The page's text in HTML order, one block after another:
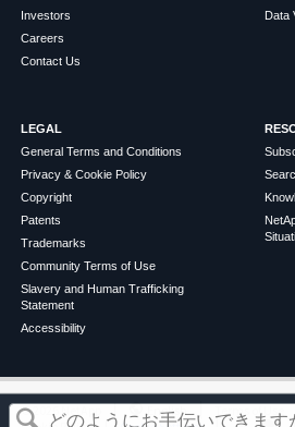
この記事は役に立ちましたか？
Investors
Careers
Contact Us
Data
LEGAL
General Terms and Conditions
Privacy & Cookie Policy
Copyright
Patents
Trademarks
Community Terms of Use
Slavery and Human Trafficking
Statement
Accessibility
©2026NetApp English Terms of Use